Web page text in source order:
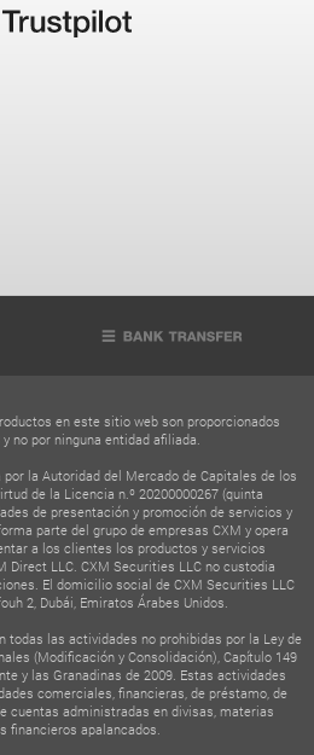
en este sitio web son proporcionados
no por ninguna entidad afiliada.
la Autoridad del Mercado de Capitales de los
de la Licencia n.º 20200000267 (quinta
de presentación y promoción de servicios y
parte del grupo de empresas CXM y opera
a los clientes los productos y servicios
Direct LLC. CXM Securities LLC no custodia
El domicilio social de CXM Securities LLC
2, Dubái, Emiratos Árabes Unidos.
todas las actividades no prohibidas por la Ley de
(Modificación y Consolidación), Capítulo 149
y las Granadinas de 2009. Estas actividades
comerciales, financieras, de préstamo, de
cuentas administradas en divisas, materias
financieros apalancados.